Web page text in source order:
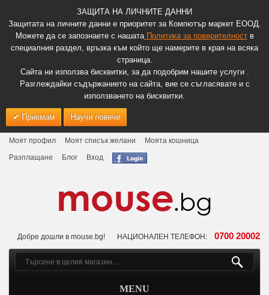
ЗАЩИТА НА ЛИЧНИТЕ ДАННИ
Защитата на личните данни е приоритет за Компютър маркет ЕООД.
Можете да се запознаете с нашатаПолитика за поверителноств
специалния раздел, връзка към който ще намерите в края на всяка
страница.
Сайта ни използва бисквитки, за да подобрим нашите услуги .
Разглеждайки съдържанието на сайта, вие се съгласявате и с
използването на бисквитки.
Приемам Научи повече
Моят профил Моят списък желани
Моята кошница
Разплащане
Блог Вход
Добре дошли в mouse.bg! НАЦИОНАЛЕН ТЕЛЕФОН: 0700 20002
MENU